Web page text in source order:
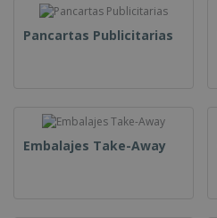
Pancartas Publicitarias
Embalajes Take-Away